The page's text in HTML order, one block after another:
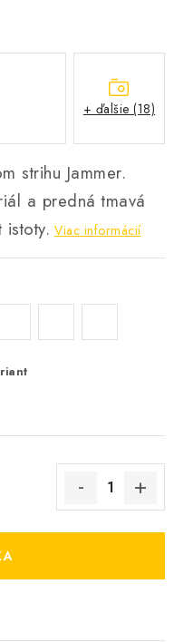
strihu Jammer.
a predná tmavá
Viac informácií
+ ďalšie (18)